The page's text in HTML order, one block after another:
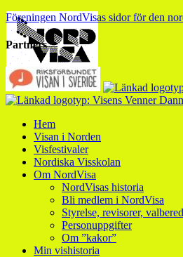
Föreningen NordVisas sidor för den
Partners
Hem
Visan i Norden
Visfestivaler
Nordiska Visskolan
Om NordVisa
NordVisas historia
Bli medlem i NordVisa
Styrelse, revisorer,
Personuppgifter
Om ”kakor”
Min vishistoria